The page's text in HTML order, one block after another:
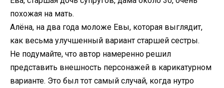
похожая на мать.
Алёна, на два года моложе Евы, которая выглядит,
как весьма улучшенный вариант старшей сестры.
Не подумайте, что автор намеренно решил
представить внешность персонажей в карикатурном
варианте. Это был тот самый случай, когда нутро